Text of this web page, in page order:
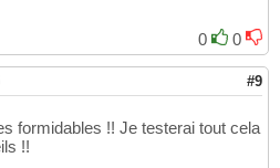
pourquoi
ce que tu veux
comme moi qui lit le
0 0
#9
formidables !! Je testerai tout cela
!!